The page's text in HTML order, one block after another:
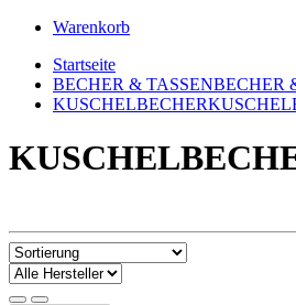
Warenkorb
Startseite
BECHER & TASSENBECHER
KUSCHELBECHER